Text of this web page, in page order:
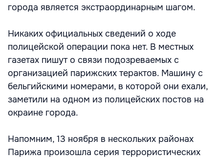
города является экстраординарным шагом.
Никаких официальных сведений о ходе
полицейской операции пока нет. В местных
газетах пишут о связи подозреваемых с
организацией парижских терактов. Машину с
бельгийскими номерами, в которой они ехали,
заметили на одном из полицейских постов на
окраине города.
Напомним, 13 ноября в нескольких районах
Парижа произошла серия террористических